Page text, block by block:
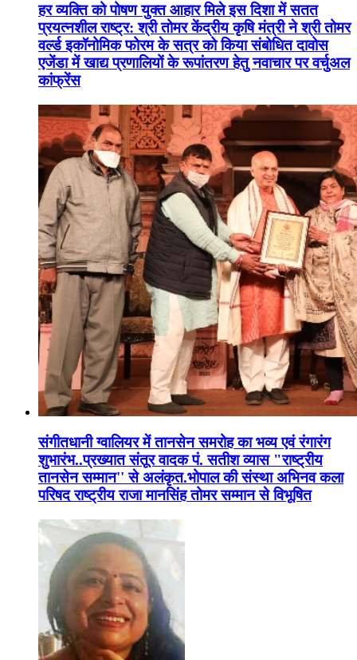
हर व्यक्ति को पोषण युक्त आहार मिले इस दिशा में सतत
प्रयत्नशील राष्ट्र: श्री तोमर केंद्रीय कृषि मंत्री ने श्री तोमर
वर्ल्ड इकॉनोमिक फोरम के सत्र को किया संबोधित दावोस
एजेंडा में खाद्य प्रणालियों के रूपांतरण हेतु नवाचार पर वर्चुअल
कांफ्रेंस
संगीतधानी ग्वालियर में तानसेन समरोह का भव्य एवं रंगारंग
शुभारंभ..प्रख्यात संतूर वादक पं. सतीश व्यास "राष्ट्रीय
तानसेन सम्मान'' से अलंकृत.भोपाल की संस्था अभिनव कला
परिषद राष्ट्रीय राजा मानसिंह तोमर सम्मान से विभूषित